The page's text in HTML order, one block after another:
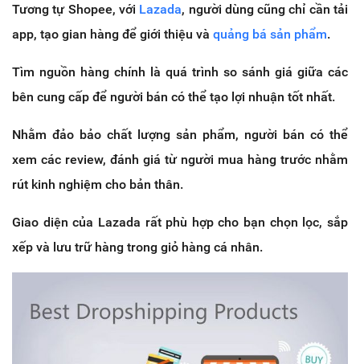
Tương tự Shopee, với Lazada, người dùng cũng chỉ cần tải
app, tạo gian hàng để giới thiệu và quảng bá sản phẩm.
Tìm nguồn hàng chính là quá trình so sánh giá giữa các
bên cung cấp để người bán có thể tạo lợi nhuận tốt nhất.
Nhằm đảo bảo chất lượng sản phẩm, người bán có thể
xem các review, đánh giá từ người mua hàng trước nhằm
rút kinh nghiệm cho bản thân.
Giao diện của Lazada rất phù hợp cho bạn chọn lọc, sắp
xếp và lưu trữ hàng trong giỏ hàng cá nhân.